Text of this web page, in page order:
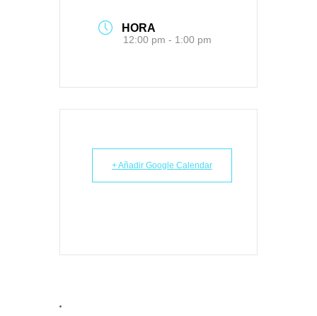
HORA
12:00 pm - 1:00 pm
+ Añadir Google Calendar